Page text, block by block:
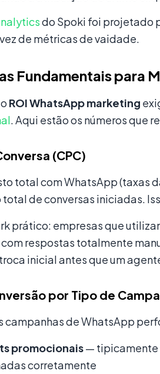
do Spoki foi projetado
de métricas de vaidade.
Fundamentais para
ROI WhatsApp marketing
. Aqui estão os números que
(CPC)
total com WhatsApp (taxas
de conversas iniciadas.
prático: empresas que
respostas totalmente
inicial antes que um
por Tipo de
campanhas de WhatsApp
promocionais— tipicamente
corretamente